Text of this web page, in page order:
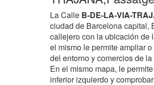
La Calle B-DE-LA-VIA-
ciudad de Barcelona capital,
callejero con la ubicación de
el mismo le permite ampliar
del entorno y comercios de la
En el mismo mapa, le
inferior izquierdo y